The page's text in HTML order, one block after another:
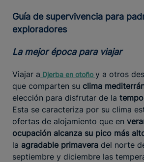
Guía de supervivencia para padres
exploradores
La mejor época para viajar
Viajar a Djerba en otoño y a otros
que comparten su clima
elección para disfrutar de la
Esta se caracteriza por su clima
ofertas de alojamiento que en
ocupación alcanza su pico más
la agradable primavera del norte
septiembre y diciembre las